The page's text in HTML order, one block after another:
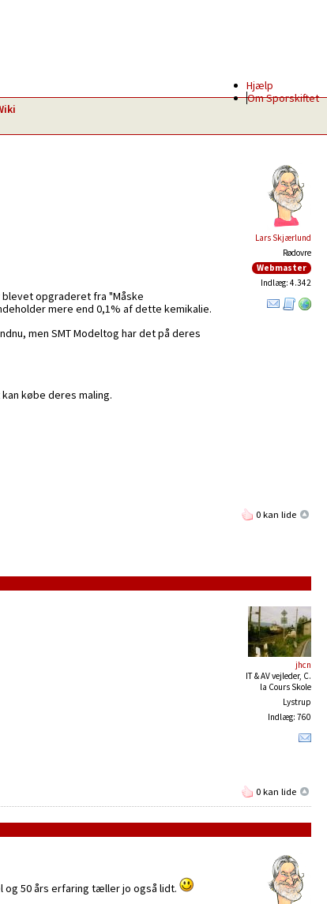
Hjælp
Om Sporskiftet
Lars Skjærlund
Rødovre
Webmaster
Indlæg: 4.342
opgraderet fra "Måske
mere end 0,1% af dette kemikalie.
men SMT Modeltog har det på deres
købe deres maling.
0 kan lide
jhcn
IT & AV vejleder, C.
la Cours Skole
Lystrup
Indlæg: 760
0 kan lide
og 50 års erfaring tæller jo også lidt.